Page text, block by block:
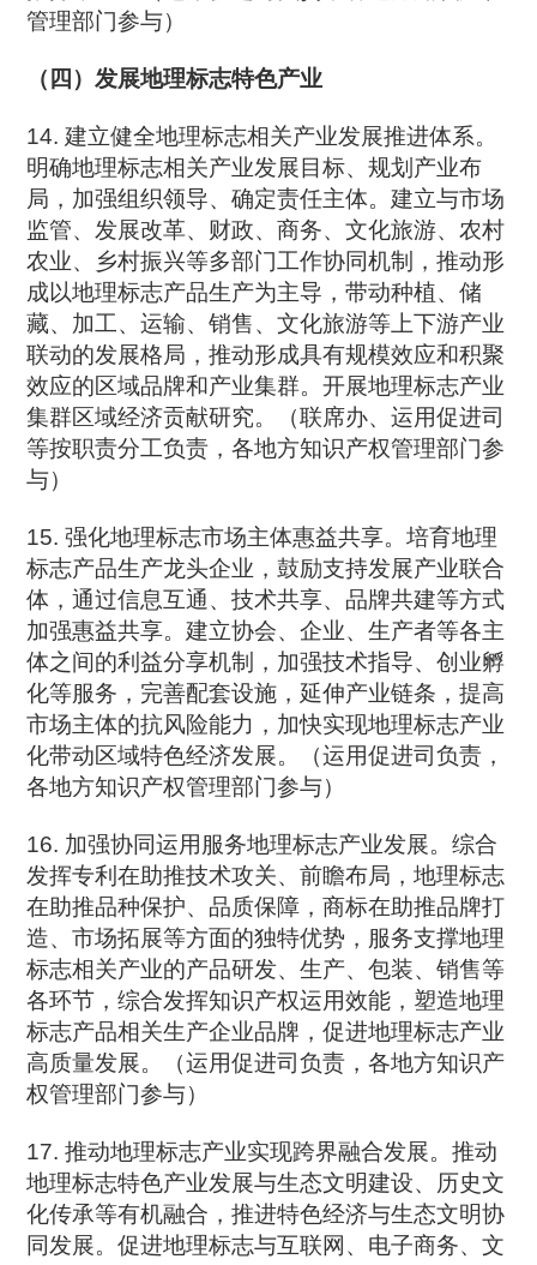
管理部门参与）
（四）发展地理标志特色产业
14. 建立健全地理标志相关产业发展推进体系。
明确地理标志相关产业发展目标、规划产业布
局，加强组织领导、确定责任主体。建立与市场
监管、发展改革、财政、商务、文化旅游、农村
农业、乡村振兴等多部门工作协同机制，推动形
成以地理标志产品生产为主导，带动种植、储
藏、加工、运输、销售、文化旅游等上下游产业
联动的发展格局，推动形成具有规模效应和积聚
效应的区域品牌和产业集群。开展地理标志产业
集群区域经济贡献研究。（联席办、运用促进司
等按职责分工负责，各地方知识产权管理部门参
与）
15. 强化地理标志市场主体惠益共享。培育地理
标志产品生产龙头企业，鼓励支持发展产业联合
体，通过信息互通、技术共享、品牌共建等方式
加强惠益共享。建立协会、企业、生产者等各主
体之间的利益分享机制，加强技术指导、创业孵
化等服务，完善配套设施，延伸产业链条，提高
市场主体的抗风险能力，加快实现地理标志产业
化带动区域特色经济发展。（运用促进司负责，
各地方知识产权管理部门参与）
16. 加强协同运用服务地理标志产业发展。综合
发挥专利在助推技术攻关、前瞻布局，地理标志
在助推品种保护、品质保障，商标在助推品牌打
造、市场拓展等方面的独特优势，服务支撑地理
标志相关产业的产品研发、生产、包装、销售等
各环节，综合发挥知识产权运用效能，塑造地理
标志产品相关生产企业品牌，促进地理标志产业
高质量发展。（运用促进司负责，各地方知识产
权管理部门参与）
17. 推动地理标志产业实现跨界融合发展。推动
地理标志特色产业发展与生态文明建设、历史文
化传承等有机融合，推进特色经济与生态文明协
同发展。促进地理标志与互联网、电子商务、文